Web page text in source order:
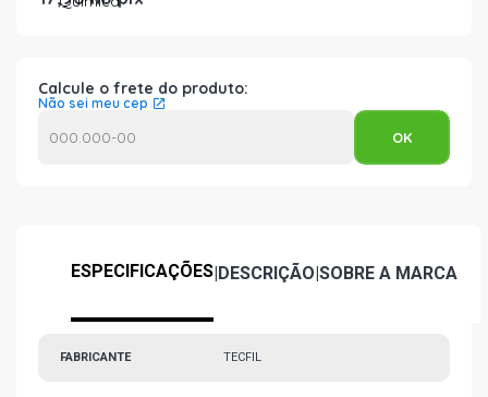
Calcule o frete do produto:
Não sei meu cep
ESPECIFICAÇÕES|DESCRIÇÃO|SOBRE A MARCA
FABRICANTE TECFIL